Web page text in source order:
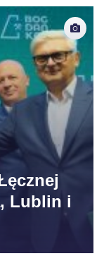
Lublin i